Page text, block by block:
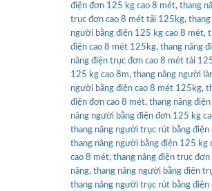
điện đơn 125 kg cao 8 mét, thang
trục đơn cao 8 mét tải 125kg, thang
người bằng điện 125 kg cao 8 mét,
điện cao 8 mét 125kg, thang nâng
nâng điện trục đơn cao 8 mét tải
125 kg cao 8m, thang nâng người
người bằng điện cao 8 mét 125kg,
điện đơn cao 8 mét, thang nâng
nâng người bằng điện đơn 125 kg
thang nâng người trục rút bằng
thang nâng người bằng điện 125 kg
cao 8 mét, thang nâng điện trục
nâng, thang nâng người bằng điện
thang nâng người trục rút bằng điện